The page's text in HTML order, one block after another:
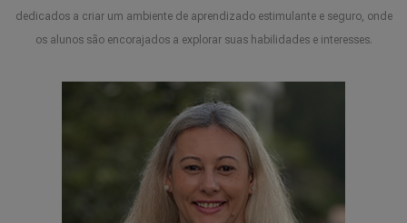
dedicados a criar um ambiente de aprendizado estimulante e seguro, onde
os alunos são encorajados a explorar suas habilidades e interesses.